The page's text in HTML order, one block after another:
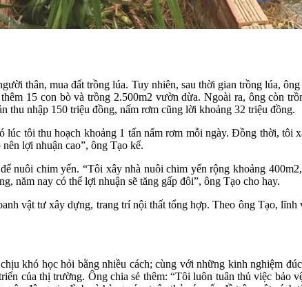
thân, mua đất trồng lúa. Tuy nhiên, sau thời gian trồng lúa,
15 con bò và trồng 2.500m2 vườn dừa. Ngoài ra, ông còn
thu nhập 150 triệu đồng, nấm rơm cũng lời khoảng 32 triệu đồng.
tôi thu hoạch khoảng 1 tấn nấm rơm mỗi ngày. Đồng thời, tôi
lợi nhuận cao”, ông Tạo kể.
nuôi chim yến. “Tôi xây nhà nuôi chim yến rộng khoảng
năm nay có thể lợi nhuận sẽ tăng gấp đôi”, ông Tạo cho hay.
vật tư xây dựng, trang trí nội thất tổng hợp. Theo ông Tạo,
khó học hỏi bằng nhiều cách; cùng với những kinh nghiệm
của thị trường. Ông chia sẻ thêm: “Tôi luôn tuân thủ việc bảo